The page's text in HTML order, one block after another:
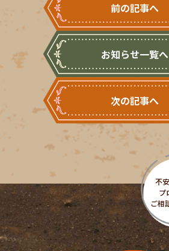
前の記事へ
お知らせ一覧へ
次の記事へ